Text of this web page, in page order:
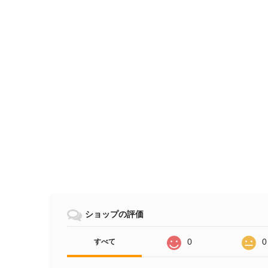
ショップの評価
すべて 0 0